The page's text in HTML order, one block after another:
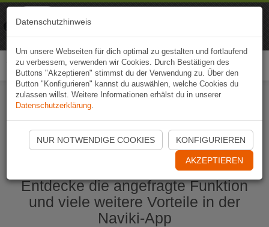
Naviki App jetzt öffnen
Entdecke die angefragte Funktion
und viele weitere Vorteile in der
Naviki-App
Datenschutzhinweis
Um unsere Webseiten für dich optimal zu gestalten und fortlaufend
zu verbessern, verwenden wir Cookies. Durch Bestätigen des
Buttons "Akzeptieren" stimmst du der Verwendung zu. Über den
Button "Konfigurieren" kannst du auswählen, welche Cookies du
zulassen willst. Weitere Informationen erhälst du in unserer
Datenschutzerklärung.
NUR NOTWENDIGE COOKIES KONFIGURIEREN
AKZEPTIEREN
Naviki